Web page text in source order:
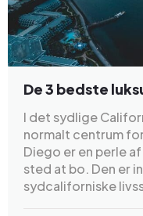
De 3 bedste
I det sydlige
normalt centrum
Diego er en perle
sted at bo. Den er
sydcaliforniske